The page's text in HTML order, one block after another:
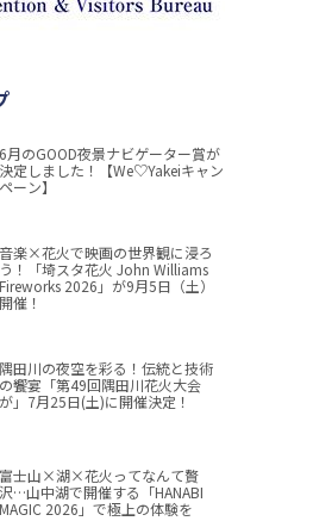
6月のGOOD夜景ナビゲーター賞が
決定しました！【We♡Yakeiキャン
ペーン】
音楽×花火で映画の世界観に浸ろ
う！「埼スタ花火 John Williams
Fireworks 2026」が9月5日（土）
開催！
隅田川の夜空を彩る！伝統と技術
の饗宴「第49回隅田川花火大会
が」7月25日(土)に開催決定！
富士山×湖×花火ってなんて贅
沢…山中湖で開催する「HANABI
MAGIC 2026」で極上の体験を